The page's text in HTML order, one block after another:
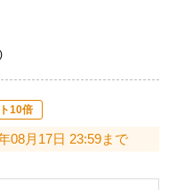
10倍
08月17日 23:59まで